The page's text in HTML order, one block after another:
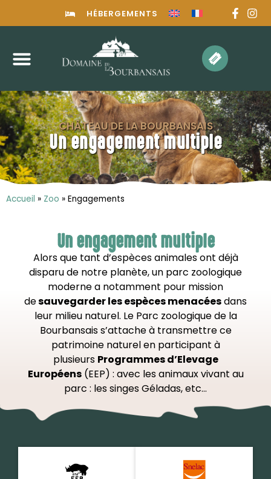
HÉBERGEMENTS
CHÂTEAU DE LA BOURBANSAIS
Un engagement multiple
Accueil » Zoo » Engagements
Un engagement multiple
Alors que tant d’espèces animales ont déjà
disparu de notre planète, un parc zoologique
moderne a notamment pour mission
desauvegarder les espèces menacéesdans
leur milieu naturel. Le Parc zoologique de la
Bourbansais s’attache à transmettre ce
patrimoine naturel en participant à
plusieurs Programmes d’Elevage
Européens(EEP) : avec les animaux vivant au
parc : les singes Géladas, etc…